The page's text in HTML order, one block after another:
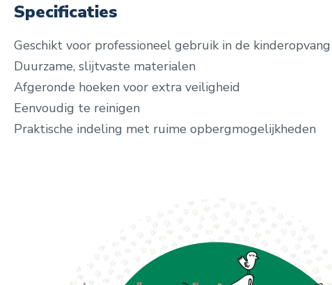
Specificaties
Geschikt voor professioneel gebruik in de kinderopvang
Duurzame, slijtvaste materialen
Afgeronde hoeken voor extra veiligheid
Eenvoudig te reinigen
Praktische indeling met ruime opbergmogelijkheden